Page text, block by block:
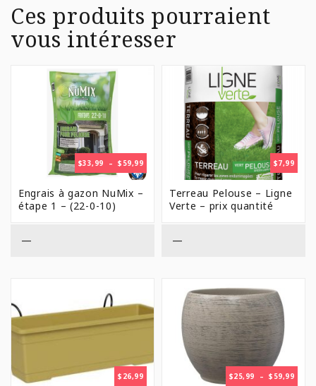
Ces produits pourraient
vous intéresser
$33,99 – $ 59,99PLAGE
DE
Engrais à gazon NuMix –
étape 1 – (22-0-10)
—
$7,99
Terreau Pelouse – Ligne
Verte – prix quantité
—
$ 26,99 $25,99 – $ 59,99